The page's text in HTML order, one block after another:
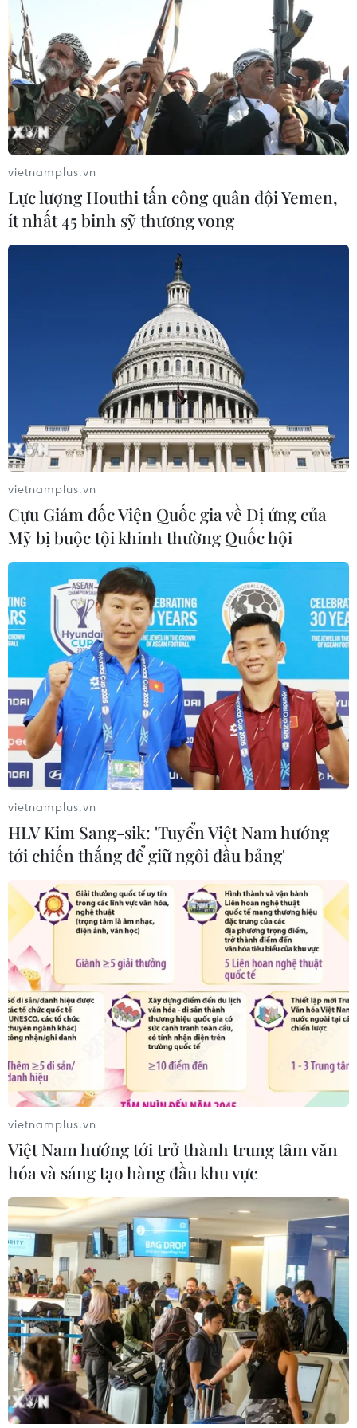
TIN CÙNG CHUYÊN MỤC
Nghị quyết số 80-NQ/TW: Hải Phòng
- bản sắc cửa biển và chiều sâu văn
hóa
07/08/2026 03:08
vietnamplus.vn
Lực lượng Houthi tấn công quân đội Yemen,
ít nhất 45 binh sỹ thương vong
vietnamplus.vn
Cựu Giám đốc Viện Quốc gia về Dị ứng của
Mỹ bị buộc tội khinh thường Quốc hội
vietnamplus.vn
HLV Kim Sang-sik: 'Tuyển Việt Nam hướng
tới chiến thắng để giữ ngôi đầu bảng'
vietnamplus.vn
Việt Nam hướng tới trở thành trung tâm văn
hóa và sáng tạo hàng đầu khu vực